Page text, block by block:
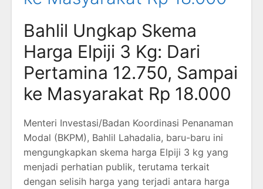
Bahlil Ungkap Skema
Harga Elpiji 3 Kg: Dari
Pertamina 12.750, Sampai
ke Masyarakat Rp 18.000
Menteri Investasi/Badan Koordinasi Penanaman
Modal (BKPM), Bahlil Lahadalia, baru-baru ini
mengungkapkan skema harga Elpiji 3 kg yang
menjadi perhatian publik, terutama terkait
dengan selisih harga yang terjadi antara harga